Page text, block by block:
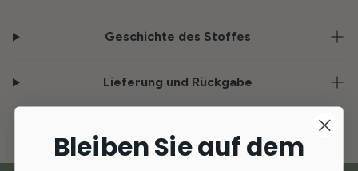
Geschichte des Stoffes
Lieferung und Rückgabe
Bleiben Sie auf dem